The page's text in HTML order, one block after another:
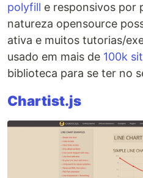
polyfill e responsivos por
natureza opensource
ativa e muitos tutorias/
usado em mais de 100k
biblioteca para se ter no
Chartist.js